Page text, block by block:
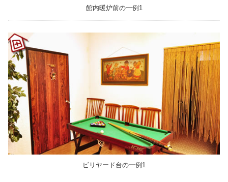
館内暖炉前の一例1
ビリヤード台の一例1